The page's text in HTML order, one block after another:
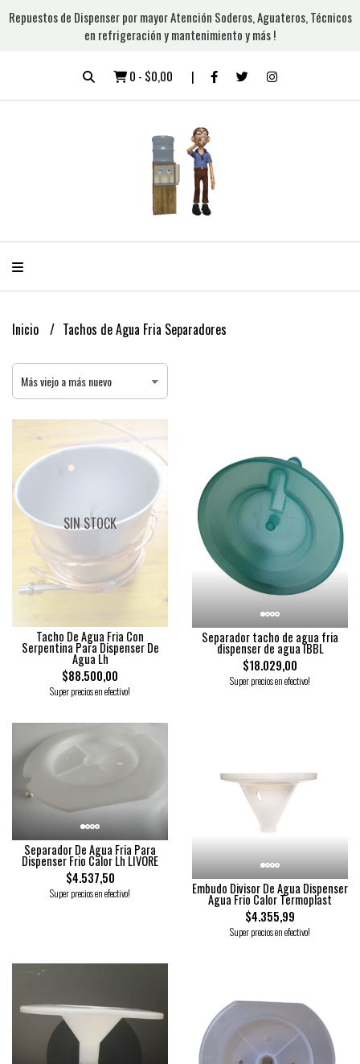
Repuestos de Dispenser por mayor Atención Soderos, Aguateros, Técnicos
en refrigeración y mantenimiento y más !
0 - $0,00
Inicio Tachos de Agua Fria Separadores
SIN STOCK
Tacho De Agua Fria Con
Serpentina Para Dispenser De
Agua Lh
$88.500,00
Super precios en efectivo!
Separador tacho de agua fria
dispenser de agua IBBL
$18.029,00
Super precios en efectivo!
Separador De Agua Fria Para
Dispenser Frio Calor Lh LIVORE
$4.537,50
Super precios en efectivo! Embudo Divisor De Agua Dispenser
Agua Frio Calor Termoplast
$4.355,99
Super precios en efectivo!